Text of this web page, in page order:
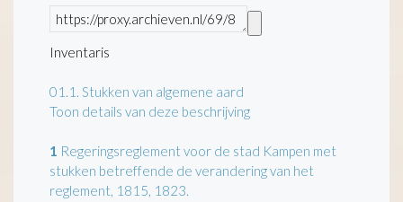
Inventaris
01.1. Stukken van algemene aard
Toon details van deze beschrijving
1 Regeringsreglement voor de stad Kampen met
stukken betreffende de verandering van het
reglement, 1815, 1823.